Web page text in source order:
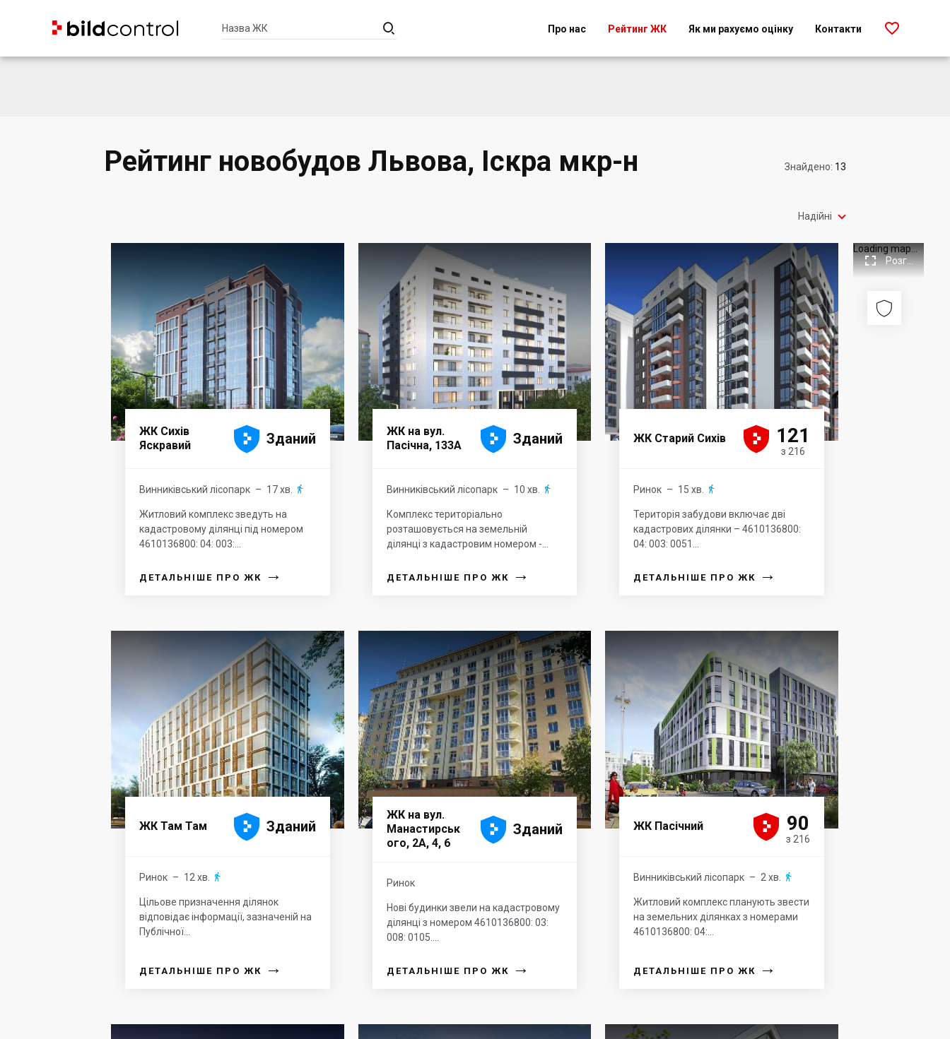
   Про нас Рейтинг ЖК Як ми рахуємо оцінку Контакти 
Рейтинг новобудов Львова, Іскра мкр-н Знайдено: 13
Надійні 
ЖК Сихів
Яскравий




 Зданий
Винниківський лісопарк – 17 хв. 
Житловий комплекс зведуть на
кадастровому ділянці під номером
4610136800: 04: 003:...
ДЕТАЛЬНІШЕ ПРО ЖК →
ЖК на вул.
Пасічна, 133А




 Зданий
Винниківський лісопарк– 10 хв. 
Комплекс територіально
розташовується на земельній
ділянці з кадастровим номером -...
ДЕТАЛЬНІШЕ ПРО ЖК →
ЖК Старий Сихів 



 121
з 216
Ринок – 15 хв. 
Територія забудови включає дві
кадастрових ділянки – 4610136800:
04: 003: 0051...
ДЕТАЛЬНІШЕ ПРО ЖК →
ЖК Там Там 



 Зданий
Ринок – 12 хв. 
Цільове призначення ділянок
відповідає інформації, зазначеній на
Публічної...
ДЕТАЛЬНІШЕ ПРО ЖК →
ЖК на вул.
Манастирськ
ого, 2А, 4, 6




 Зданий
Ринок
Нові будинки звели на кадастровому
ділянці з номером 4610136800: 03:
008: 0105....
ДЕТАЛЬНІШЕ ПРО ЖК →
ЖК Пасічний 



 90
з 216
Винниківський лісопарк – 2 хв. 
Житловий комплекс планують звести
на земельних ділянках з номерами
4610136800: 04:...
ДЕТАЛЬНІШЕ ПРО ЖК →
Loading map...
 Розгорнути

